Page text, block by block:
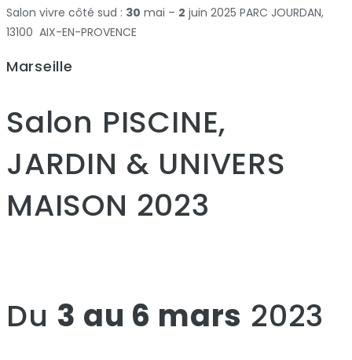
Salon vivre côté sud : 30 mai – 2 juin 2025 PARC JOURDAN,
13100 AIX-EN-PROVENCE
Marseille
Salon PISCINE,
JARDIN & UNIVERS
MAISON 2023
Du 3 au 6 mars 2023